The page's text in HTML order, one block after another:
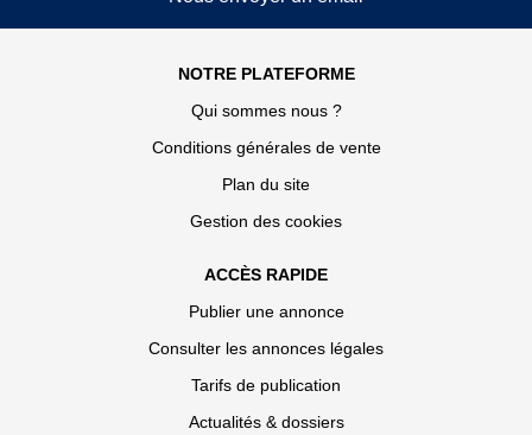
NOTRE PLATEFORME
Qui sommes nous ?
Conditions générales de vente
Plan du site
Gestion des cookies
ACCÈS RAPIDE
Publier une annonce
Consulter les annonces légales
Tarifs de publication
Actualités & dossiers